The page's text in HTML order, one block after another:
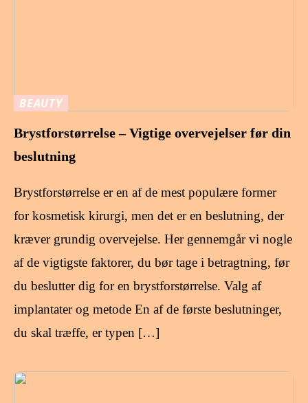
BEAUTY
Brystforstørrelse – Vigtige overvejelser før din
beslutning
Brystforstørrelse er en af de mest populære former
for kosmetisk kirurgi, men det er en beslutning, der
kræver grundig overvejelse. Her gennemgår vi nogle
af de vigtigste faktorer, du bør tage i betragtning, før
du beslutter dig for en brystforstørrelse. Valg af
implantater og metode En af de første beslutninger,
du skal træffe, er typen […]